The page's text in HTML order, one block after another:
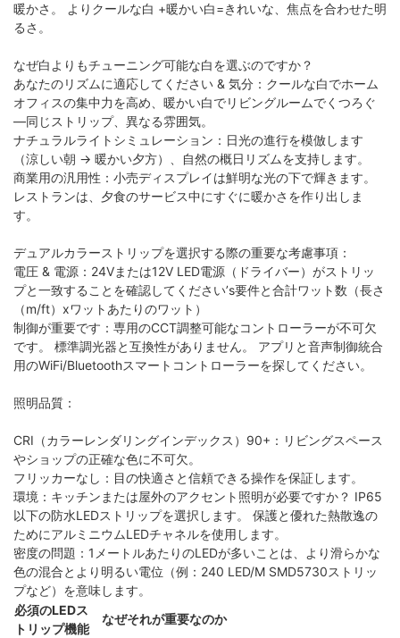
暖かさ。 よりクールな白 +暖かい白=きれいな、焦点を合わせた明
るさ。
なぜ白よりもチューニング可能な白を選ぶのですか？
あなたのリズムに適応してください & 気分：クールな白でホーム
オフィスの集中力を高め、暖かい白でリビングルームでくつろぐ
—同じストリップ、異なる雰囲気。
ナチュラルライトシミュレーション：日光の進行を模倣します
（涼しい朝 → 暖かい夕方）、自然の概日リズムを支持します。
商業用の汎用性：小売ディスプレイは鮮明な光の下で輝きます。
レストランは、夕食のサービス中にすぐに暖かさを作り出しま
す。
デュアルカラーストリップを選択する際の重要な考慮事項：
電圧 & 電源：24Vまたは12V LED電源（ドライバー）がストリッ
プと一致することを確認してください’s要件と合計ワット数（長さ
（m/ft）xワットあたりのワット）
制御が重要です：専用のCCT調整可能なコントローラーが不可欠
です。 標準調光器と互換性がありません。 アプリと音声制御統合
用のWiFi/Bluetoothスマートコントローラーを探してください。
照明品質：
CRI（カラーレンダリングインデックス）90+：リビングスペース
やショップの正確な色に不可欠。
フリッカーなし：目の快適さと信頼できる操作を保証します。
環境：キッチンまたは屋外のアクセント照明が必要ですか？ IP65
以下の防水LEDストリップを選択します。 保護と優れた熱散逸の
ためにアルミニウムLEDチャネルを使用します。
密度の問題：1メートルあたりのLEDが多いことは、より滑らかな
色の混合とより明るい電位（例：240 LED/M SMD5730ストリッ
プなど）を意味します。
必須のLEDス
トリップ機能
なぜそれが重要なのか